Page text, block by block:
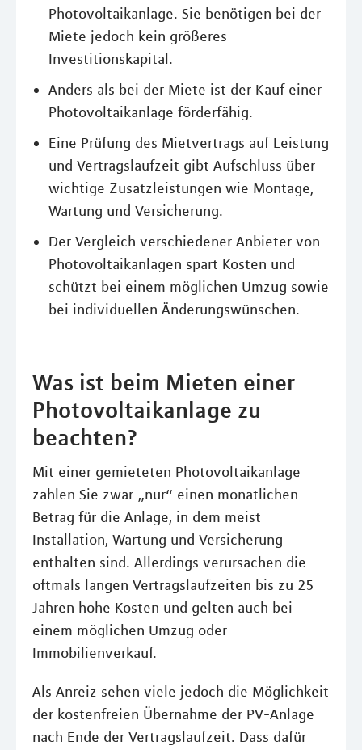
Photovoltaikanlage. Sie benötigen bei der
Miete jedoch kein größeres
Investitionskapital.
Anders als bei der Miete ist der Kauf einer
Photovoltaikanlage förderfähig.
Eine Prüfung des Mietvertrags auf Leistung
und Vertragslaufzeit gibt Aufschluss über
wichtige Zusatzleistungen wie Montage,
Wartung und Versicherung.
Der Vergleich verschiedener Anbieter von
Photovoltaikanlagen spart Kosten und
schützt bei einem möglichen Umzug sowie
bei individuellen Änderungswünschen.
Was ist beim Mieten einer
Photovoltaikanlage zu
beachten?
Mit einer gemieteten Photovoltaikanlage
zahlen Sie zwar „nur“ einen monatlichen
Betrag für die Anlage, in dem meist
Installation, Wartung und Versicherung
enthalten sind. Allerdings verursachen die
oftmals langen Vertragslaufzeiten bis zu 25
Jahren hohe Kosten und gelten auch bei
einem möglichen Umzug oder
Immobilienverkauf.
Als Anreiz sehen viele jedoch die Möglichkeit
der kostenfreien Übernahme der PV-Anlage
nach Ende der Vertragslaufzeit. Dass dafür